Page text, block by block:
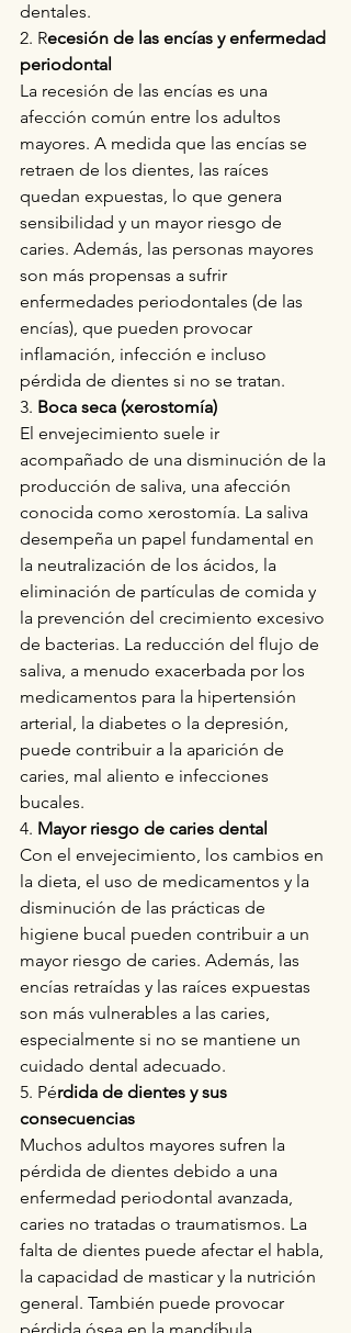
dentales.
2. Recesión de las encías y enfermedad
periodontal
La recesión de las encías es una
afección común entre los adultos
mayores. A medida que las encías se
retraen de los dientes, las raíces
quedan expuestas, lo que genera
sensibilidad y un mayor riesgo de
caries. Además, las personas mayores
son más propensas a sufrir
enfermedades periodontales (de las
encías), que pueden provocar
inflamación, infección e incluso
pérdida de dientes si no se tratan.
3. Boca seca (xerostomía)
El envejecimiento suele ir
acompañado de una disminución de la
producción de saliva, una afección
conocida como xerostomía. La saliva
desempeña un papel fundamental en
la neutralización de los ácidos, la
eliminación de partículas de comida y
la prevención del crecimiento excesivo
de bacterias. La reducción del flujo de
saliva, a menudo exacerbada por los
medicamentos para la hipertensión
arterial, la diabetes o la depresión,
puede contribuir a la aparición de
caries, mal aliento e infecciones
bucales.
4. Mayor riesgo de caries dental
Con el envejecimiento, los cambios en
la dieta, el uso de medicamentos y la
disminución de las prácticas de
higiene bucal pueden contribuir a un
mayor riesgo de caries. Además, las
encías retraídas y las raíces expuestas
son más vulnerables a las caries,
especialmente si no se mantiene un
cuidado dental adecuado.
5. Pérdida de dientes y sus
consecuencias
Muchos adultos mayores sufren la
pérdida de dientes debido a una
enfermedad periodontal avanzada,
caries no tratadas o traumatismos. La
falta de dientes puede afectar el habla,
la capacidad de masticar y la nutrición
general. También puede provocar